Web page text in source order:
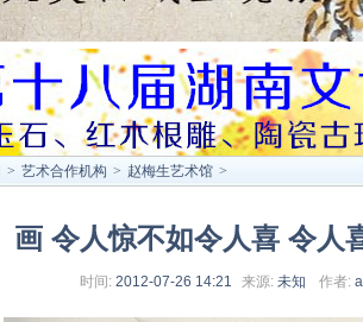
> 艺术合作机构 > 赵梅生艺术馆 >
画 令人惊不如令人喜 令人
时间: 2012-07-26 14:21 来源: 未知 作者: